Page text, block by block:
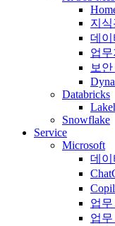
지
데이
업
보
Databricks
Snowflake
Service
Microsoft
데이
업
업